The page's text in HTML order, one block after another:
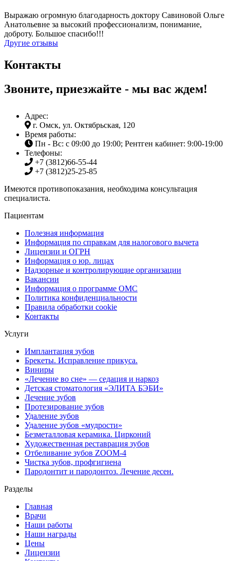
Выражаю огромную благодарность доктору Савиновой Ольге
Анатольевне за высокий профессионализм, понимание,
доброту. Большое спасибо!!!
Другие отзывы
Контакты
Звоните, приезжайте - мы вас ждем!
Адрес:
г. Омск, ул. Октябрьская, 120
Время работы:
Пн - Вс: с 09:00 до 19:00; Рентген кабинет: 9:00-19:00
Телефоны:
+7 (3812)66-55-44
+7 (3812)25-25-85
Имеются противопоказания, необходима консультация
специалиста.
Пациентам
Полезная информация
Информация по справкам для налогового вычета
Лицензии и ОГРН
Информация о юр. лицах
Надзорные и контролирующие организации
Вакансии
Информация о программе ОМС
Политика конфиденциальности
Правила обработки cookie
Контакты
Услуги
Имплантация зубов
Брекеты. Исправление прикуса.
Виниры
«Лечение во сне» — седация и наркоз
Детская стоматология «ЭЛИТА БЭБИ»
Лечение зубов
Протезирование зубов
Удаление зубов
Удаление зубов «мудрости»
Безметалловая керамика. Цирконий
Художественная реставрация зубов
Отбеливание зубов ZOOM-4
Чистка зубов, профгигиена
Пародонтит и пародонтоз. Лечение десен.
Разделы
Главная
Врачи
Наши работы
Наши награды
Цены
Лицензии